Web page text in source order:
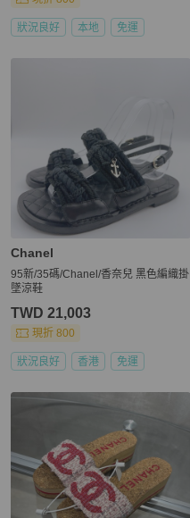
狀況良好 本地 免運
Chanel
95新/35碼/Chanel/香奈兒 黑色編織掛
墜涼鞋
TWD 21,003
現折 800
狀況良好 香港 免運